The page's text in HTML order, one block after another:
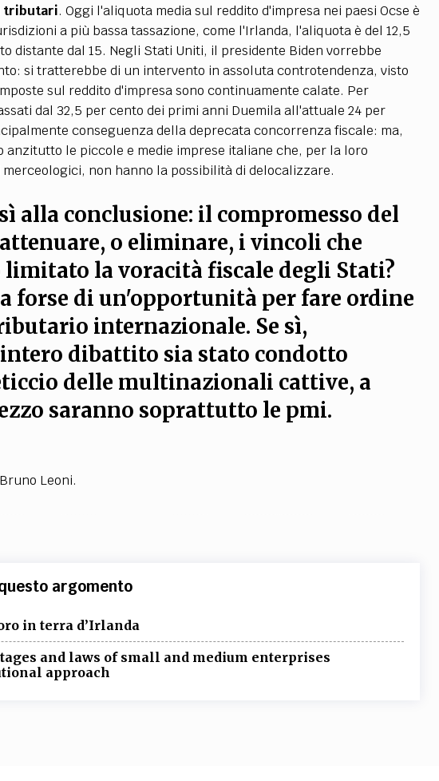
tributari. Oggi l'aliquota media sul reddito d'impresa nei paesi Ocse è
a più bassa tassazione, come l'Irlanda, l'aliquota è del 12,5
distante dal 15. Negli Stati Uniti, il presidente Biden vorrebbe
si tratterebbe di un intervento in assoluta controtendenza, visto
sul reddito d'impresa sono continuamente calate. Per
dal 32,5 per cento dei primi anni Duemila all'attuale 24 per
conseguenza della deprecata concorrenza fiscale: ma,
le piccole e medie imprese italiane che, per la loro
non hanno la possibilità di delocalizzare.
alla conclusione: il compromesso del
o eliminare, i vincoli che
la voracità fiscale degli Stati?
forse di un'opportunità per fare ordine
internazionale. Se sì,
dibattito sia stato condotto
delle multinazionali cattive, a
saranno soprattutto le pmi.
Leoni.
argomento
in terra d’Irlanda
and laws of small and medium enterprises
approach